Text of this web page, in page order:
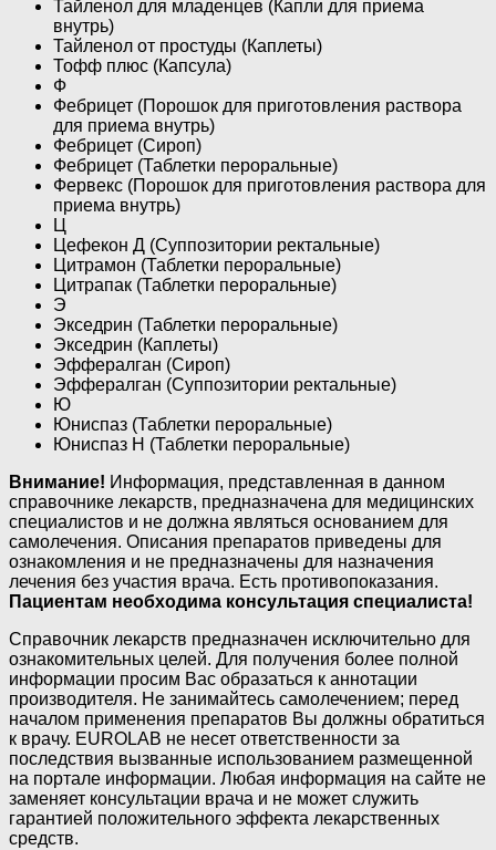
Тайленол для младенцев (Капли для приема
внутрь)
Тайленол от простуды (Каплеты)
Тофф плюс (Капсула)
Ф
Фебрицет (Порошок для приготовления раствора
для приема внутрь)
Фебрицет (Сироп)
Фебрицет (Таблетки пероральные)
Фервекс (Порошок для приготовления раствора для
приема внутрь)
Ц
Цефекон Д (Суппозитории ректальные)
Цитрамон (Таблетки пероральные)
Цитрапак (Таблетки пероральные)
Э
Экседрин (Таблетки пероральные)
Экседрин (Каплеты)
Эффералган (Сироп)
Эффералган (Суппозитории ректальные)
Ю
Юниспаз (Таблетки пероральные)
Юниспаз Н (Таблетки пероральные)
Внимание! Информация, представленная в данном
справочнике лекарств, предназначена для медицинских
специалистов и не должна являться основанием для
самолечения. Описания препаратов приведены для
ознакомления и не предназначены для назначения
лечения без участия врача. Есть противопоказания.
Пациентам необходима консультация специалиста!
Справочник лекарств предназначен исключительно для
ознакомительных целей. Для получения более полной
информации просим Вас образаться к аннотации
производителя. Не занимайтесь самолечением; перед
началом применения препаратов Вы должны обратиться
к врачу. EUROLAB не несет ответственности за
последствия вызванные использованием размещенной
на портале информации. Любая информация на сайте не
заменяет консультации врача и не может служить
гарантией положительного эффекта лекарственных
средств.